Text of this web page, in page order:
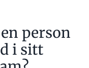
person
i sitt